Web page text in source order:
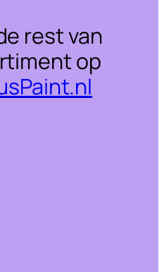
rest van
op